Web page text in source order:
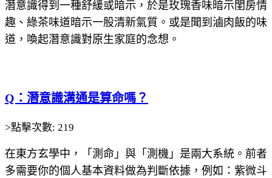
潛意識得到一種舒緩或暗示，於是玫瑰香味暗示閨房情
趣、綠茶味道暗示一股清新氣質。或是聞到滷肉飯的味
道，喚起潛意識對原生家庭的念想。
Q：潛意識溝通是算命嗎？
>點擊次數: 219
在東方玄學中，「測命」與「測機」是兩大系統。前者
多需要你的個人基本資料做為判斷依據，例如：紫微斗